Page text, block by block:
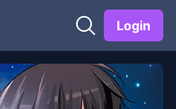
Login